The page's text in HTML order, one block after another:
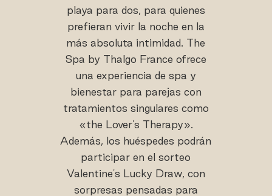
playa para dos, para quienes
prefieran vivir la noche en la
más absoluta intimidad. The
Spa by Thalgo France ofrece
una experiencia de spa y
bienestar para parejas con
tratamientos singulares como
«the Lover's Therapy».
Además, los huéspedes podrán
participar en el sorteo
Valentine's Lucky Draw, con
sorpresas pensadas para